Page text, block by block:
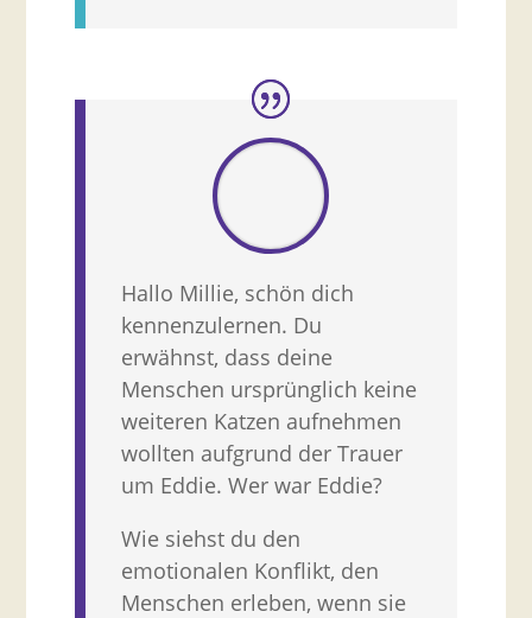
Hallo Millie, schön dich
kennenzulernen. Du
erwähnst, dass deine
Menschen ursprünglich keine
weiteren Katzen aufnehmen
wollten aufgrund der Trauer
um Eddie. Wer war Eddie?
Wie siehst du den
emotionalen Konflikt, den
Menschen erleben, wenn sie